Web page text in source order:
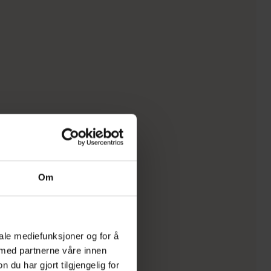
Om
mediefunksjoner og for å
partnerne våre innen
du har gjort tilgjengelig for